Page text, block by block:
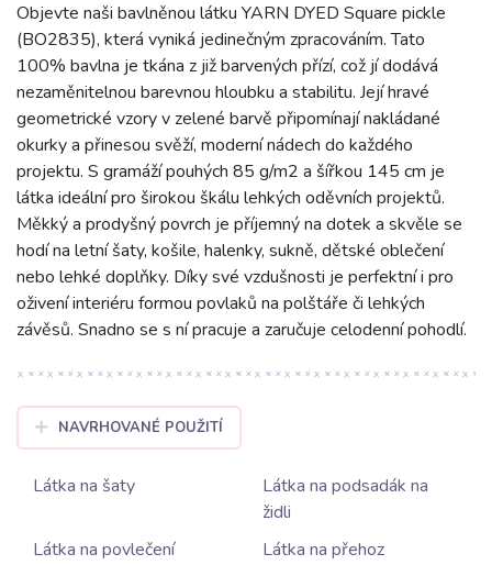
Objevte naši bavlněnou látku YARN DYED Square pickle
(BO2835), která vyniká jedinečným zpracováním. Tato
100% bavlna je tkána z již barvených přízí, což jí dodává
nezaměnitelnou barevnou hloubku a stabilitu. Její hravé
geometrické vzory v zelené barvě připomínají nakládané
okurky a přinesou svěží, moderní nádech do každého
projektu. S gramáží pouhých 85 g/m2 a šířkou 145 cm je
látka ideální pro širokou škálu lehkých oděvních projektů.
Měkký a prodyšný povrch je příjemný na dotek a skvěle se
hodí na letní šaty, košile, halenky, sukně, dětské oblečení
nebo lehké doplňky. Díky své vzdušnosti je perfektní i pro
oživení interiéru formou povlaků na polštáře či lehkých
závěsů. Snadno se s ní pracuje a zaručuje celodenní pohodlí.
NAVRHOVANÉ POUŽITÍ
Látka na šaty
Látka na podsadák na
židli
Látka na povlečení
Látka na přehoz